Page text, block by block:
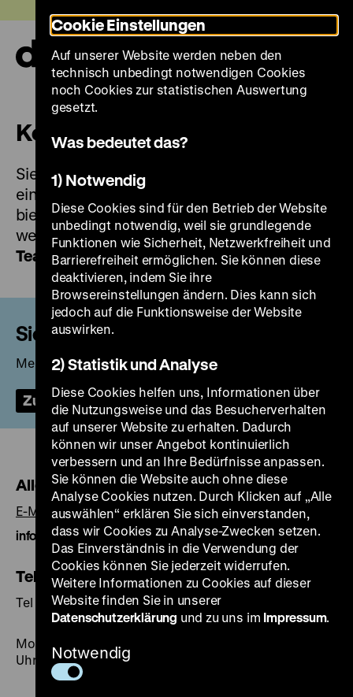
zum
Seiteninhalt
springen
Kontakt
Sie wünschen einen direkten Kontakt zu
einzelnen Bereichen unseres Museums? Hier
bieten wir Ihnen eine erste Orientierung,
weitere Kontaktinformationen finden Sie unter
Team.
Sie haben Fragen?
Mehr erfahren Sie auch in unserem FAQ!
Zum FAQ
Allgemeine Informationen
E-Mail
info@dhm.de
Telefonvermittlung
Tel +49 30 20304-0
Montag bis Donnerstag 8-16.30 Uhr, Freitag 7.30-14.30
Uhr
Cookie Einstellungen
Auf unserer Website werden neben den
technisch unbedingt notwendigen Cookies
noch Cookies zur statistischen Auswertung
gesetzt.
Was bedeutet das?
1) Notwendig
Diese Cookies sind für den Betrieb der Website
unbedingt notwendig, weil sie grundlegende
Funktionen wie Sicherheit, Netzwerkfreiheit und
Barrierefreiheit ermöglichen. Sie können diese
deaktivieren, indem Sie ihre
Browsereinstellungen ändern. Dies kann sich
jedoch auf die Funktionsweise der Website
auswirken.
2) Statistik und Analyse
Diese Cookies helfen uns, Informationen über
die Nutzungsweise und das Besucherverhalten
auf unserer Website zu erhalten. Dadurch
können wir unser Angebot kontinuierlich
verbessern und an Ihre Bedürfnisse anpassen.
Sie können die Website auch ohne diese
Analyse Cookies nutzen. Durch Klicken auf „Alle
auswählen“ erklären Sie sich einverstanden,
dass wir Cookies zu Analyse-Zwecken setzen.
Das Einverständnis in die Verwendung der
Cookies können Sie jederzeit widerrufen.
Weitere Informationen zu Cookies auf dieser
Website finden Sie in unserer
Datenschutzerklärung und zu uns im Impressum.
Notwendig